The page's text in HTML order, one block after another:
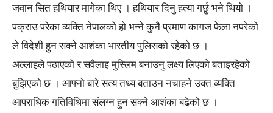
जवान सित हथियार मागेका थिए । हथियार दिनु हत्या गर्छु भने थियो ।
पक्राउ परेका व्यक्ति नेपालको हो भन्ने कुनै प्रमाण कागज फेला नपरेको
ले विदेशी हुन सक्ने आशंका भारतीय पुलिसको रहेको छ ।
अल्लाहले पठाएको र सवैलाइ मुस्लिम बनाउनु लक्ष्य लिएको बताइरहेको
बुझिएको छ । आफ्नो बारे सत्य तथ्य बताउन नचाहने उक्त व्यक्ति
आपराधिक गतिविधिमा संलग्न हुन सक्ने आशंका बढेको छ ।